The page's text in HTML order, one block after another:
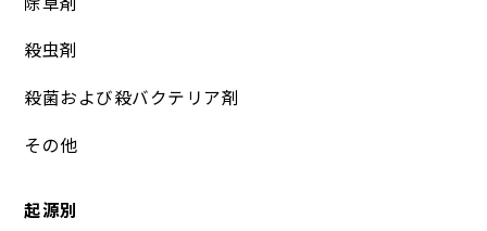
殺虫剤
殺菌および殺バクテリア剤
その他
起源別